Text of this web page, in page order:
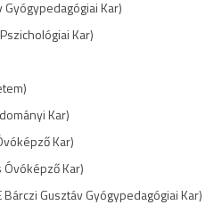
Kar)
Kar)
Kar)
Kar)
Kar)
Gusztáv Gyógypedagógiai Kar)